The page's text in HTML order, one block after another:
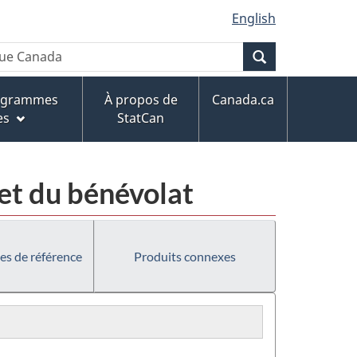
English
À propos de
StatCan
Canada.ca
du bénévolat
de référence Produits connexes